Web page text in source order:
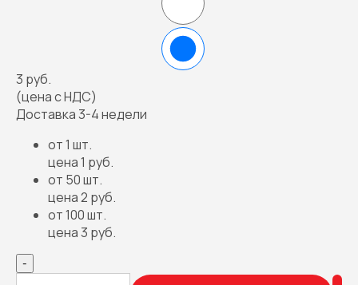
3 руб.
(цена с НДС)
Доставка 3-4 недели
от 1 шт.
цена 1 руб.
от 50 шт.
цена 2 руб.
от 100 шт.
цена 3 руб.
-